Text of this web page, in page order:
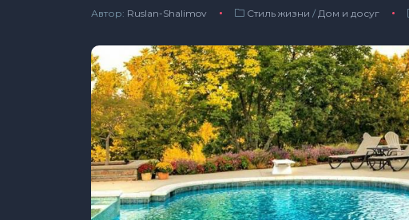
Автор: Ruslan-Shalimov Стиль жизни / Дом и досуг